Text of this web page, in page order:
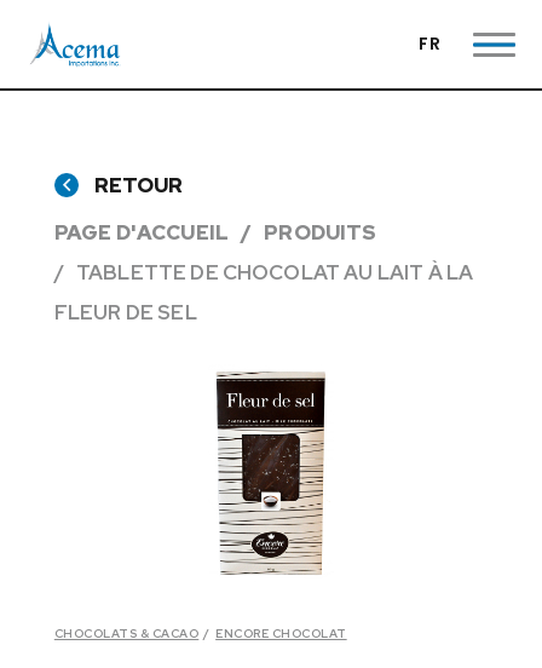
FR
RETOUR
PAGE D'ACCUEIL
PRODUITS
TABLETTE DE CHOCOLAT AU LAIT À LA
FLEUR DE SEL
CHOCOLATS & CACAO / ENCORE CHOCOLAT